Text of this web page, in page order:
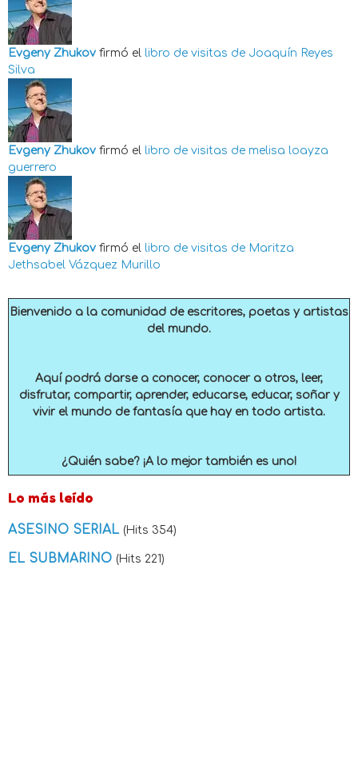
Evgeny Zhukov firmó el libro de visitas de Joaquín Reyes
Silva
Evgeny Zhukov firmó el libro de visitas de melisa loayza
guerrero
Evgeny Zhukov firmó el libro de visitas de Maritza
Jethsabel Vázquez Murillo
Bienvenido a la comunidad de escritores, poetas y artistas
del mundo.
Aquí podrá darse a conocer, conocer a otros, leer,
disfrutar, compartir, aprender, educarse, educar, soñar y
vivir el mundo de fantasía que hay en todo artista.
¿Quién sabe? ¡A lo mejor también es uno!
Lo más leído
ASESINO SERIAL (Hits 354)
EL SUBMARINO (Hits 221)